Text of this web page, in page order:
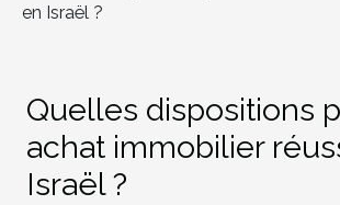
en Israël ?
Quelles dispositions
achat immobilier
Israël ?